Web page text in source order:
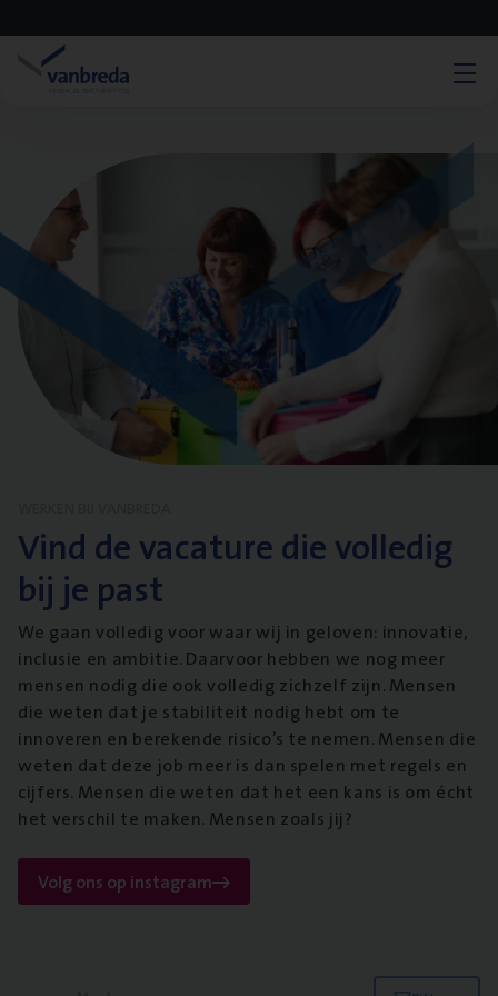
Vind de vacature die volledig
bij je past
We gaan volledig voor waar wij in geloven: innovatie,
inclusie en ambitie. Daarvoor hebben we nog meer
mensen nodig die ook volledig zichzelf zijn. Mensen
die weten dat je stabiliteit nodig hebt om te
innoveren en berekende risico’s te nemen. Mensen die
weten dat deze job meer is dan spelen met regels en
cijfers. Mensen die weten dat het een kans is om écht
het verschil te maken. Mensen zoals jij?
Volg ons op instagram